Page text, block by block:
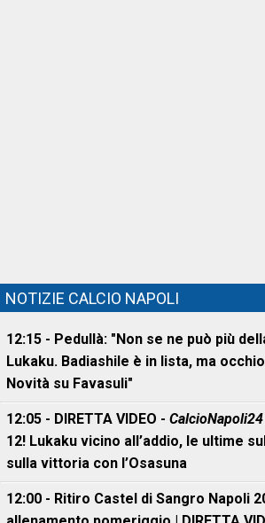
NOTIZIE CALCIO NAPOLI
12:15 - Pedullà: "Non se ne può più
Lukaku. Badiashile è in lista, ma
Novità su Favasuli"
12:05 - DIRETTA VIDEO -
12! Lukaku vicino all’addio, le ultime
sulla vittoria con l’Osasuna
12:00 - Ritiro Castel di Sangro Napoli